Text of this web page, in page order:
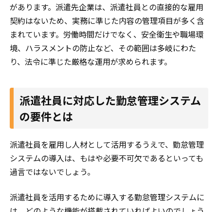
があります。派遣先企業は、派遣社員との直接的な雇用
契約はないため、実務に準じた内容の管理項目が多く含
まれています。労働時間だけでなく、安全衛生や職場環
境、ハラスメントの防止など、その範囲は多岐にわた
り、法令に準じた厳格な運用が求められます。
派遣社員に対応した勤怠管理システム
の要件とは
派遣社員を雇用し人材として活用するうえで、勤怠管理
システムの導入は、もはや必要不可欠であるといっても
過言ではないでしょう。
派遣社員を活用するために導入する勤怠管理システムに